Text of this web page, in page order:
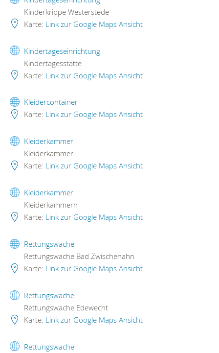
Kinderkrippe Westerstede
Karte: Link zur Google Maps Ansicht
Kindertageseinrichtung
Kindertagesstätte
Karte: Link zur Google Maps Ansicht
Kleidercontainer
Karte: Link zur Google Maps Ansicht
Kleiderkammer
Kleiderkammer
Karte: Link zur Google Maps Ansicht
Kleiderkammer
Kleiderkammern
Karte: Link zur Google Maps Ansicht
Rettungswache
Rettungswache Bad Zwischenahn
Karte: Link zur Google Maps Ansicht
Rettungswache
Rettungswache Edewecht
Karte: Link zur Google Maps Ansicht
Rettungswache